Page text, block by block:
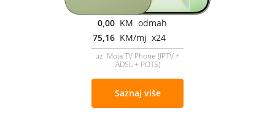
0,00 KM odmah
75,16 KM/mj x24
uz Moja TV Phone (IPTV +
ADSL + POTS)
Saznaj više